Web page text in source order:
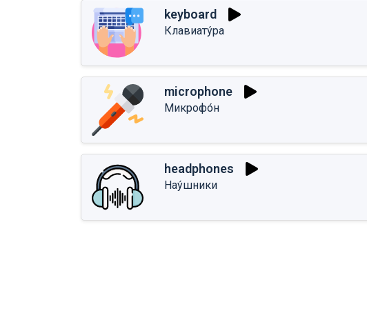
keyboard
Клавиату́ра
microphone
Микрофо́н
headphones
Нау́шники